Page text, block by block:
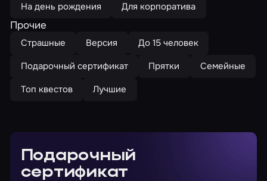
На день рождения Для корпоратива
Прочие
Страшные Версия
До 15 человек
Подарочный сертификат
Прятки
Семейные
Топ квестов
Лучшие
Подарочный
сертификат